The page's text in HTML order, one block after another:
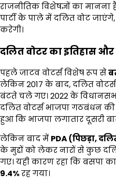
राजनीतिक विशेषज्ञों का
पार्टी के पाले में दलित वोट
करेगी।
दलित वोटर का इतिहास
पहले जाटव वोटर्स विशेष रूप से
लेकिन 2017 के बाद, दलित
बंटते चले गए। 2022 के
दलित वोटर्स भाजपा गठबंधन
हुआ कि भाजपा लगातार दूसरी
लेकिन बाद में PDA (पिछड़ा,
के मुद्दों को लेकर नारों से कुछ
गए। यही कारण रहा कि बसपा
9.4%रह गया।